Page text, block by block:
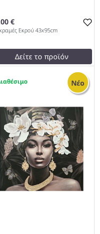
€
Εκρού 43x95cm
Δείτε το προϊόν
False
Εκρού 43x95cm
Νέο